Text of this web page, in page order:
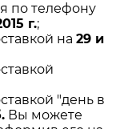
по телефону
г.;
на 29 и
"день в
Вы можете